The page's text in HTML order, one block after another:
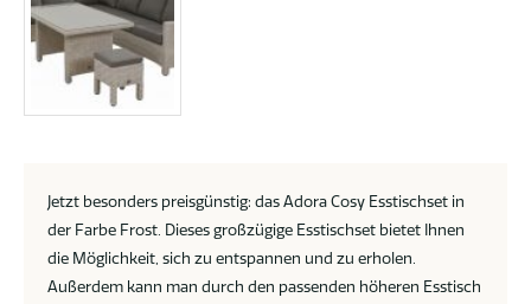
Jetzt besonders preisgünstig: das Adora Cosy Esstischset in
der Farbe Frost. Dieses großzügige Esstischset bietet Ihnen
die Möglichkeit, sich zu entspannen und zu erholen.
Außerdem kann man durch den passenden höheren Esstisch